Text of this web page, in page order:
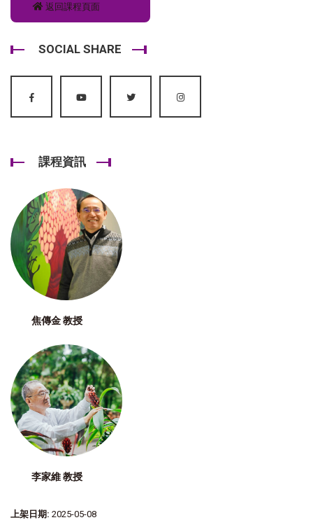
返回課程頁面
SOCIAL SHARE
課程資訊
焦傳金 教授
李家維 教授
上架日期: 2025-05-08